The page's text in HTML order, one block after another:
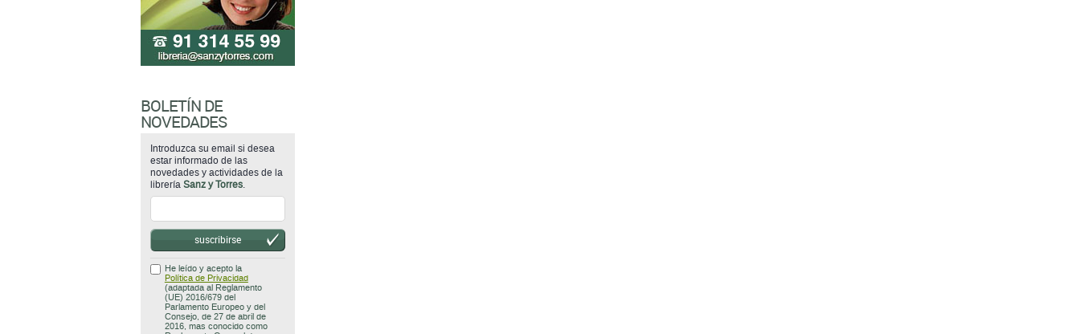
BOLETÍN DE
NOVEDADES
Introduzca su email si desea
estar informado de las
novedades y actividades de la
librería Sanz y Torres.
suscribirse
He leído y acepto la
Política de Privacidad
(adaptada al Reglamento
(UE) 2016/679 del
Parlamento Europeo y del
Consejo, de 27 de abril de
2016, mas conocido como